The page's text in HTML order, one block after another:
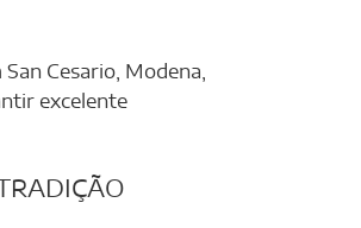
Cesario, Modena,
excelente